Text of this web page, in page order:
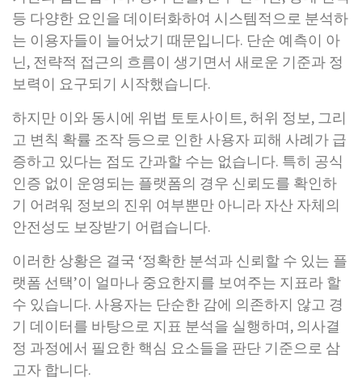
등 다양한 요인을 데이터화하여 시스템적으로 분석하
는 이용자들이 늘어났기 때문입니다. 단순 예측이 아
닌, 전략적 접근의 흐름이 생기면서 새로운 기준과 정
보력이 요구되기 시작했습니다.
하지만 이와 동시에 위법 토토사이트, 허위 정보, 그리
고 변칙 확률 조작 등으로 인한 사용자 피해 사례가 급
증하고 있다는 점도 간과할 수는 없습니다. 특히 공식
인증 없이 운영되는 플랫폼의 경우 신뢰도를 확인하
기 어려워 정보의 진위 여부뿐만 아니라 자산 자체의
안전성도 보장받기 어렵습니다.
이러한 상황은 결국 ‘정확한 분석과 신뢰할 수 있는 플
랫폼 선택’이 얼마나 중요한지를 보여주는 지표라 할
수 있습니다. 사용자는 단순한 감에 의존하지 않고 경
기 데이터를 바탕으로 지표 분석을 실행하며, 의사결
정 과정에서 필요한 핵심 요소들을 판단 기준으로 삼
고자 합니다.